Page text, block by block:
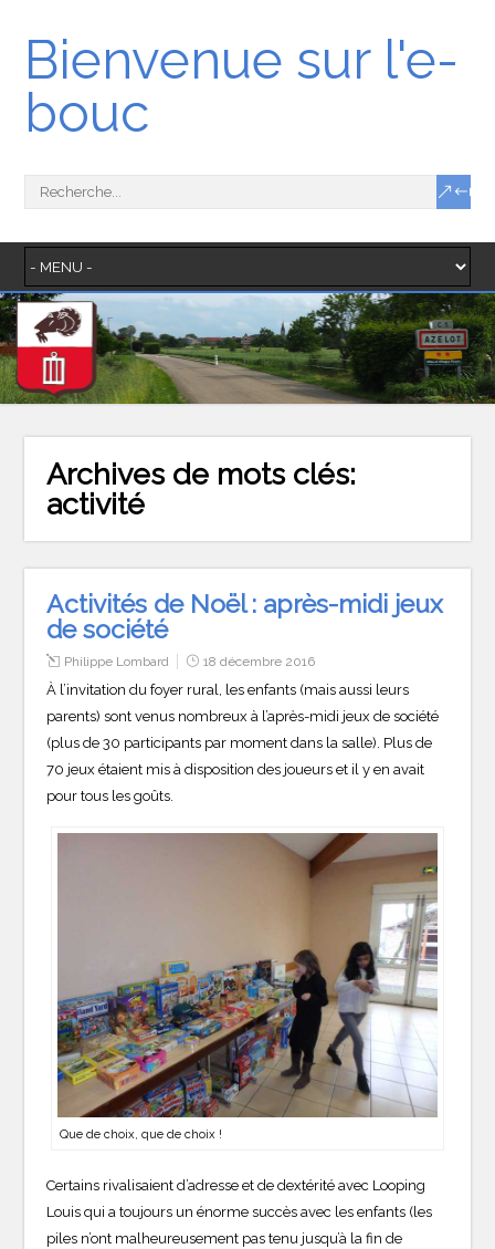
Bienvenue sur l'e-
bouc
Archives de mots clés:
activité
Activités de Noël : après-midi jeux
de société
Philippe Lombard 18 décembre 2016
À l’invitation du foyer rural, les enfants (mais aussi leurs
parents) sont venus nombreux à l’après-midi jeux de société
(plus de 30 participants par moment dans la salle). Plus de
70 jeux étaient mis à disposition des joueurs et il y en avait
pour tous les goûts.
Que de choix, que de choix !
Certains rivalisaient d’adresse et de dextérité avec Looping
Louis qui a toujours un énorme succès avec les enfants (les
piles n’ont malheureusement pas tenu jusqu’à la fin de